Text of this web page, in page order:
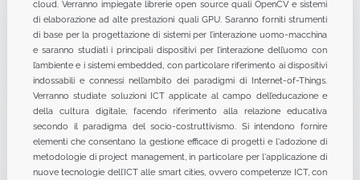
cloud. Verranno impiegate librerie open source quali OpenCV e sistemi
di elaborazione ad alte prestazioni quali GPU. Saranno forniti strumenti
di base per la progettazione di sistemi per l’interazione uomo-macchina
e saranno studiati i principali dispositivi per l’interazione dell’uomo con
l’ambiente e i sistemi embedded, con particolare riferimento ai dispositivi
indossabili e connessi nell’ambito dei paradigmi di Internet-of-Things.
Verranno studiate soluzioni ICT applicate al campo dell’educazione e
della cultura digitale, facendo riferimento alla relazione educativa
secondo il paradigma del socio-costruttivismo. Si intendono fornire
elementi che consentano la gestione efficace di progetti e l'adozione di
metodologie di project management, in particolare per l'applicazione di
nuove tecnologie dell’ICT alle smart cities, ovvero competenze ICT, con